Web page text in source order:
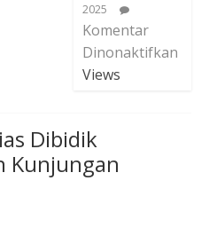
2025
Komentar
Dinonaktifkan
Views
Dibidik
Kunjungan